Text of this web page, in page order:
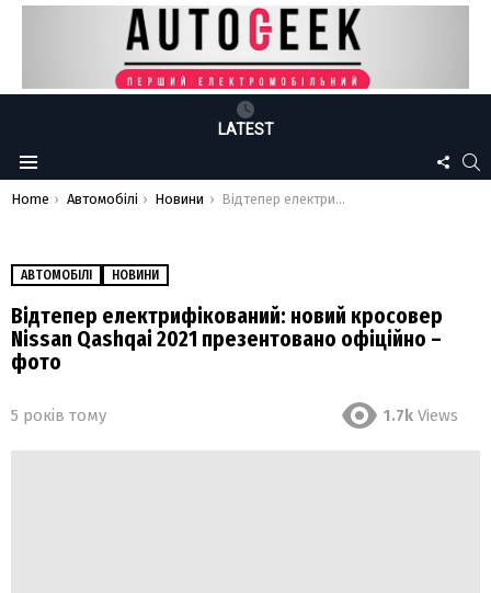
LATEST
Menu
US
You are here:
Home Автомобілі Новини Відтепер електрифікований: новий кросовер Nissan Qashqai 2021 презентовано офіційно – фото
АВТОМОБІЛІ НОВИНИ
Відтепер електрифікований: новий кросовер
Nissan Qashqai 2021 презентовано офіційно –
фото
5 років тому 1.7k Views